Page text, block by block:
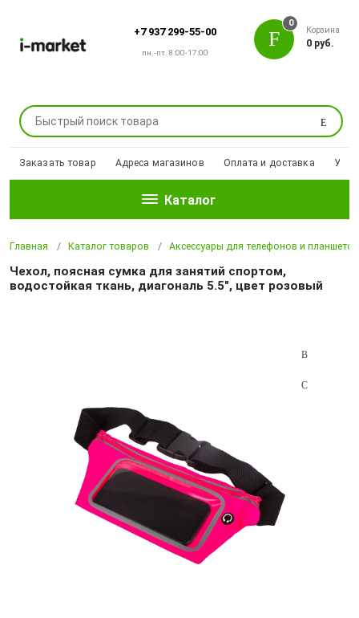
+7 937 299-55-00
пн.-пт. 8:00-17:00
Поиск
0
Корзина
0 руб.
Заказать товар Адреса магазинов Оплата и доставка
Каталог
Главная Каталог товаров Аксессуары для телефонов и планшетов
Чехол, поясная сумка для занятий спортом,
водостойкая ткань, диагональ 5.5", цвет розовый